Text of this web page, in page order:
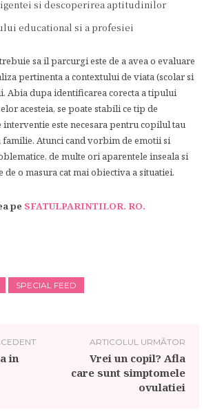
si descoperirea aptitudinilor
educational si a profesiei
sa il parcurgi este de a avea o evaluare
pertinenta a contextului de viata (scolar si
Abia dupa identificarea corecta a tipului
acesteia, se poate stabili ce tip de
este necesara pentru copilul tau
Atunci cand vorbim de emotii si
de multe ori aparentele inseala si
de o masura cat mai obiectiva a situatiei.
pe SFATULPARINTILOR. RO.
SPECIAL FEED
in
ARTICOLUL URMĂTOR
Vrei un copil? Afla
care sunt simptomele
ovulatiei